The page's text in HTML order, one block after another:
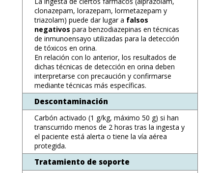
clonazepam, lorazepam, lormetazepam y
triazolam) puede dar lugar a falsos
negativos para benzodiazepinas en técnicas
de inmunoensayo utilizadas para la detección
de tóxicos en orina.
En relación con lo anterior, los resultados de
dichas técnicas de detección en orina deben
interpretarse con precaución y confirmarse
mediante técnicas más específicas.
Descontaminación
Carbón activado (1 g/kg, máximo 50 g) si han
transcurrido menos de 2 horas tras la ingesta y
el paciente está alerta o tiene la vía aérea
protegida.
Tratamiento de soporte